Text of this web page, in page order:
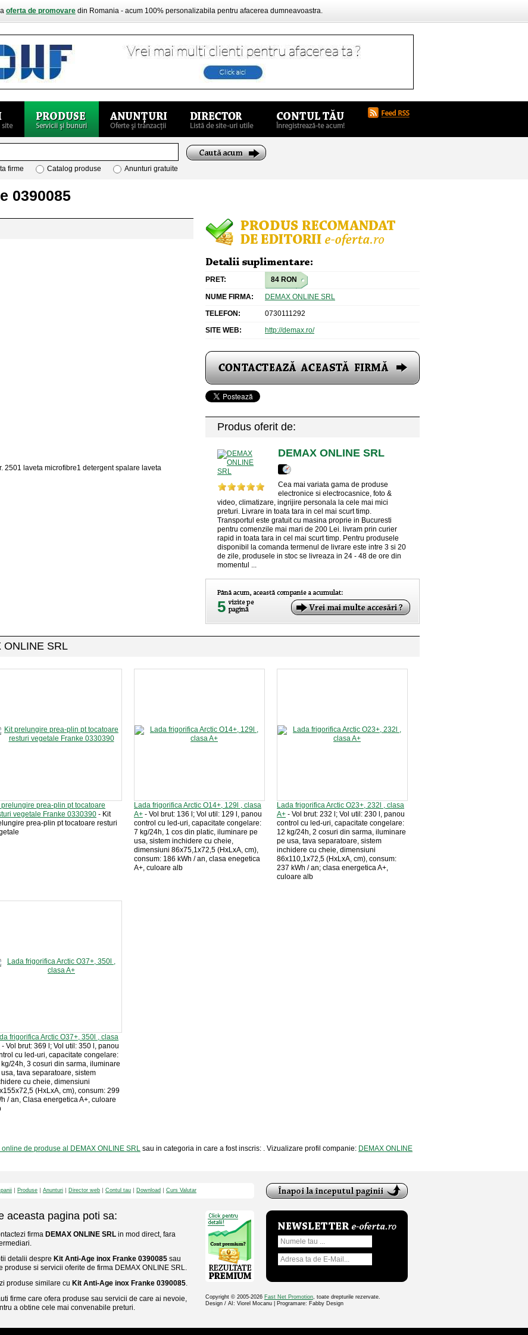
oferta de promovare din Romania - acum 100% personalizabila pentru afacerea dumneavoastra.
firme Catalog produse Anunturi gratuite
0390085
2501 laveta microfibre1 detergent spalare laveta
PRET: 84 RON
NUME FIRMA:
DEMAX ONLINE SRL
TELEFON:
0730111292
SITE WEB:
http://demax.ro/
Produs oferit de:
DEMAX ONLINE SRL
Cea mai variata gama de produse
electronice si electrocasnice, foto &
video, climatizare, ingrijire personala la cele mai mici
preturi. Livrare in toata tara in cel mai scurt timp.
Transportul este gratuit cu masina proprie in Bucuresti
pentru comenzile mai mari de 200 Lei. livram prin curier
rapid in toata tara in cel mai scurt timp. Pentru produsele
disponibil la comanda termenul de livrare este intre 3 si 20
de zile, produsele in stoc se livreaza in 24 - 48 de ore din
momentul ...
5
ONLINE SRL
prelungire prea-plin pt tocatoare
vegetale Franke 0330390 - Kit
prea-plin pt tocatoare resturi
Lada frigorifica Arctic O14+, 129l , clasa
A+ - Vol brut: 136 l; Vol util: 129 l, panou
control cu led-uri, capacitate congelare:
7 kg/24h, 1 cos din platic, iluminare pe
usa, sistem inchidere cu cheie,
dimensiuni 86x75,1x72,5 (HxLxA, cm),
consum: 186 kWh / an, clasa enegetica
A+, culoare alb
Lada frigorifica Arctic O23+, 232l , clasa
A+ - Vol brut: 232 l; Vol util: 230 l, panou
control cu led-uri, capacitate congelare:
12 kg/24h, 2 cosuri din sarma, iluminare
pe usa, tava separatoare, sistem
inchidere cu cheie, dimensiuni
86x110,1x72,5 (HxLxA, cm), consum:
237 kWh / an; clasa energetica A+,
culoare alb
frigorifica Arctic O37+, 350l , clasa
- Vol brut: 369 l; Vol util: 350 l, panou
cu led-uri, capacitate congelare:
24h, 3 cosuri din sarma, iluminare
tava separatoare, sistem
cu cheie, dimensiuni
(HxLxA, cm), consum: 299
/ an, Clasa energetica A+, culoare
de produse al DEMAX ONLINE SRL sau in categoria in care a fost inscris: . Vizualizare profil companie: DEMAX ONLINE
Produse Anunturi Director web Contul tau Download Curs Valutar
aceasta pagina poti sa:
firma DEMAX ONLINE SRL in mod direct, fara
detalii despre Kit Anti-Age inox Franke 0390085 sau
produse si servicii oferite de firma DEMAX ONLINE SRL.
produse similare cu Kit Anti-Age inox Franke 0390085.
firme care ofera produse sau servicii de care ai nevoie,
a obtine cele mai convenabile preturi.
Copyright © 2005-2026 Fast Net Promotion, toate drepturile rezervate.
Design / AI: Viorel Mocanu | Programare: Fabby Design